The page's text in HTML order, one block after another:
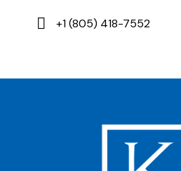
+1 (805) 418-7552